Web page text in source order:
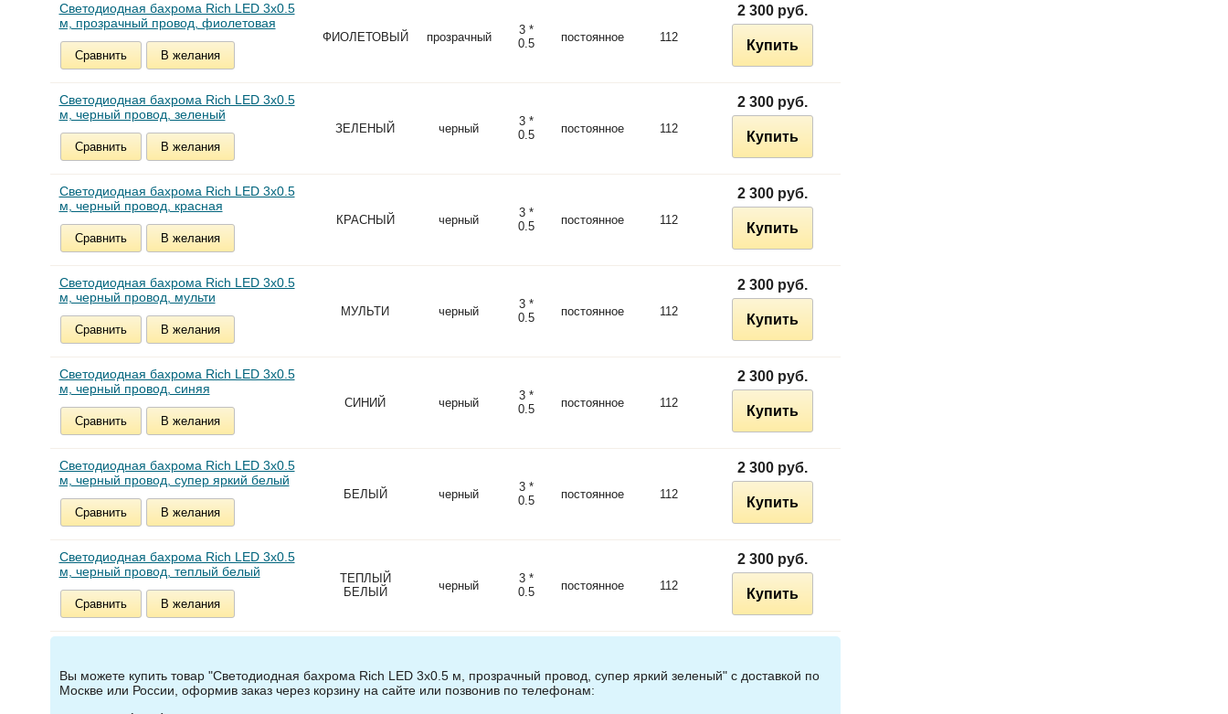
Светодиодная бахрома Rich LED 3х0.5
м, прозрачный провод, фиолетовая
Сравнить В желания
ФИОЛЕТОВЫЙ прозрачный
3 *
0.5
постоянное 112
2 300 руб.
Купить
Светодиодная бахрома Rich LED 3х0.5
м, черный провод, зеленый
Сравнить В желания
ЗЕЛЕНЫЙ черный
3 *
0.5
постоянное 112
2 300 руб.
Купить
Светодиодная бахрома Rich LED 3х0.5
м, черный провод, красная
Сравнить В желания
КРАСНЫЙ черный
3 *
0.5
постоянное 112
2 300 руб.
Купить
Светодиодная бахрома Rich LED 3х0.5
м, черный провод, мульти
Сравнить В желания
МУЛЬТИ черный
3 *
0.5
постоянное 112
2 300 руб.
Купить
Светодиодная бахрома Rich LED 3х0.5
м, черный провод, синяя
Сравнить В желания
СИНИЙ черный
3 *
0.5
постоянное 112
2 300 руб.
Купить
Светодиодная бахрома Rich LED 3х0.5
м, черный провод, супер яркий белый
Сравнить В желания
БЕЛЫЙ черный
3 *
0.5
постоянное 112
2 300 руб.
Купить
Светодиодная бахрома Rich LED 3х0.5
м, черный провод, теплый белый
Сравнить В желания
ТЕПЛЫЙ
БЕЛЫЙ
черный
3 *
0.5
постоянное 112
2 300 руб.
Купить
Вы можете купить товар "Светодиодная бахрома Rich LED 3х0.5 м, прозрачный провод, супер яркий зеленый" с доставкой по
Москве или России, оформив заказ через корзину на сайте или позвонив по телефонам: